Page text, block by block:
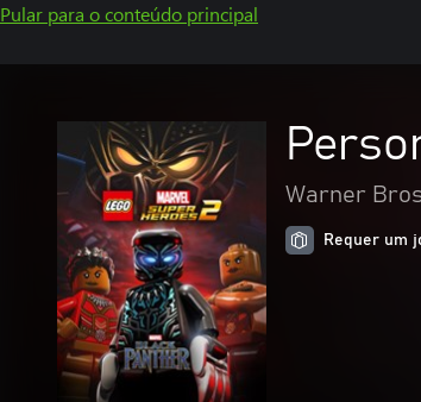
Pular para o conteúdo principal
Warner
Requer um